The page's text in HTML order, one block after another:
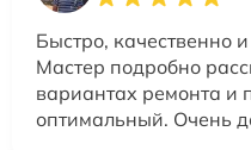
Быстро, качественно
Мастер подробно
вариантах ремонта и
оптимальный. Очень